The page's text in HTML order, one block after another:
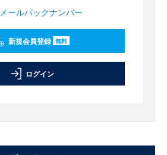
メールバックナンバー
新規会員登録 無料
ログイン